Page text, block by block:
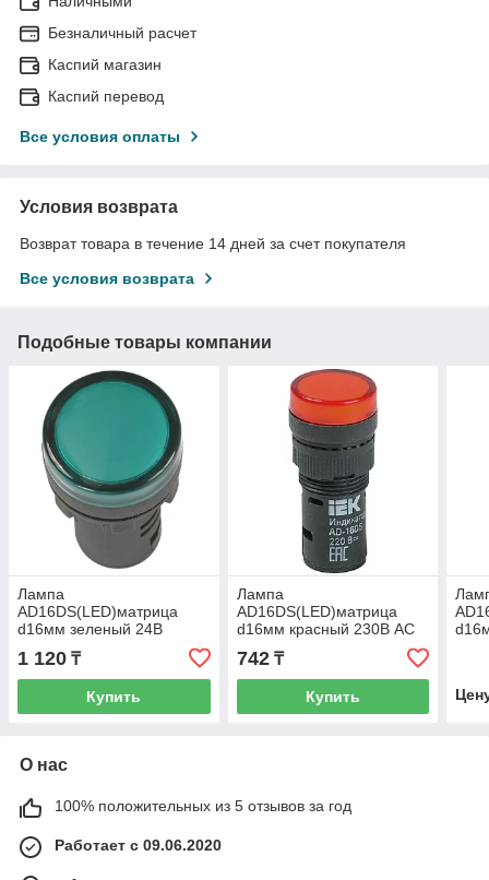
Безналичный расчет
Каспий магазин
Каспий перевод
Все условия оплаты
Условия возврата
Возврат товара в течение 14 дней за счет покупателя
Все условия возврата
Подобные товары компании
Лампа
AD16DS(LED)матрица
d16мм зеленый 24В
AC/DC ИЭК
1 120 ₸
Купить
Лампа
AD16DS(LED)матрица
d16мм красный 230В AC
742₸
Купить
О нас
100% положительных из 5 отзывов за год
Работает с 09.06.2020